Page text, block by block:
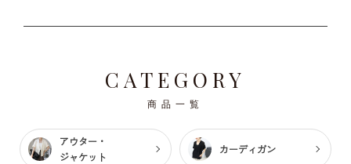
CATEGORY
商品一覧
アウター・
ジャケット
カーディガン